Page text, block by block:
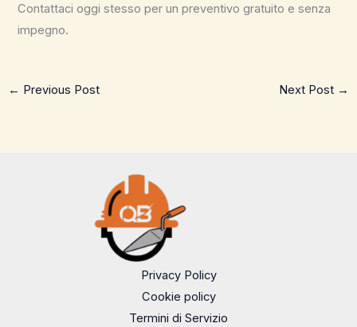
Contattaci oggi stesso per un preventivo gratuito e senza
impegno.
← Previous Post Next Post →
Privacy Policy
Cookie policy
Termini di Servizio